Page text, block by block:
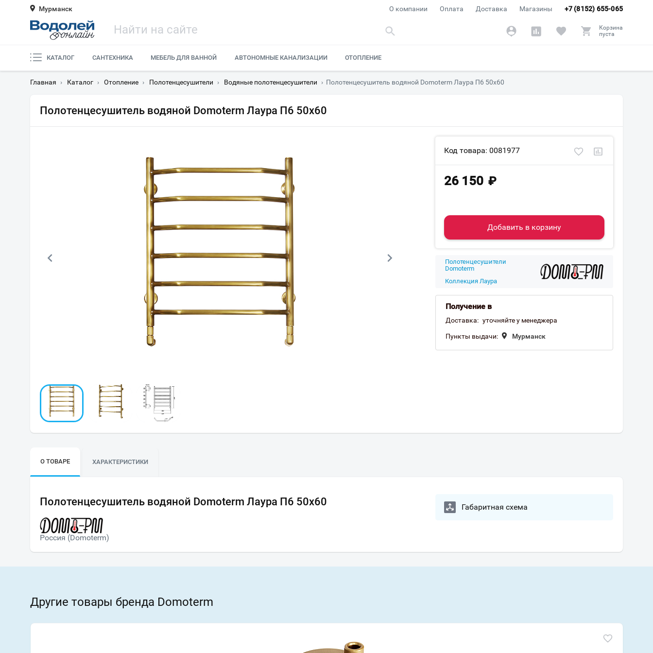
Мурманск +7 (8152) 655-065
О компании Оплата Доставка Магазины
Корзина
пуста
КАТАЛОГ САНТЕХНИКА МЕБЕЛЬ ДЛЯ ВАННОЙ АВТОНОМНЫЕ КАНАЛИЗАЦИИ ОТОПЛЕНИЕ
Главная › Каталог › Отопление › Полотенцесушители › Водяные полотенцесушители › Полотенцесушитель водяной Domoterm Лаура П6 50х60
Полотенцесушитель водяной Domoterm Лаура П6 50х60
Код товара: 0081977
26 150 ₽
Добавить в корзину
Полотенцесушители
Domoterm
Коллекция Лаура
Получение в
Доставка: уточняйте у менеджера
Пункты выдачи: Мурманск
О ТОВАРЕ ХАРАКТЕРИСТИКИ
Полотенцесушитель водяной Domoterm Лаура П6 50х60
Россия (Domoterm)
Габаритная схема
Другие товары бренда Domoterm